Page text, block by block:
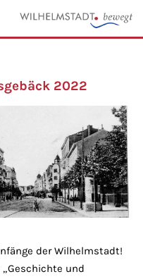
2022
der Wilhelmstadt!
„Geschichte und